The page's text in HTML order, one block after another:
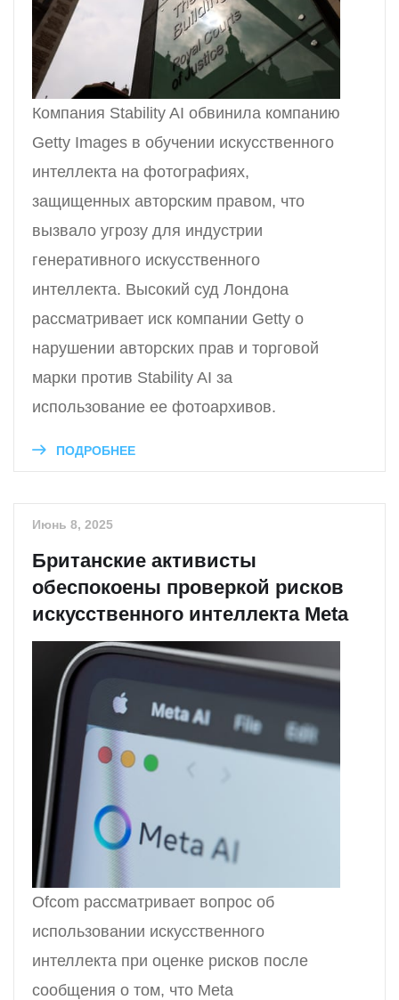
Компания Stability AI обвинила компанию
Getty Images в обучении искусственного
интеллекта на фотографиях,
защищенных авторским правом, что
вызвало угрозу для индустрии
генеративного искусственного
интеллекта. Высокий суд Лондона
рассматривает иск компании Getty о
нарушении авторских прав и торговой
марки против Stability AI за
использование ее фотоархивов.
ПОДРОБНЕЕ
Июнь 8, 2025
Британские активисты
обеспокоены проверкой рисков
искусственного интеллекта Meta
Ofcom рассматривает вопрос об
использовании искусственного
интеллекта при оценке рисков после
сообщения о том, что Meta